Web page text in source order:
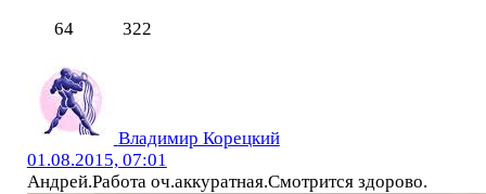
64
322
Владимир Корецкий
01.08.2015, 07:01
Андрей.Работа оч.аккуратная.Смотрится здорово.